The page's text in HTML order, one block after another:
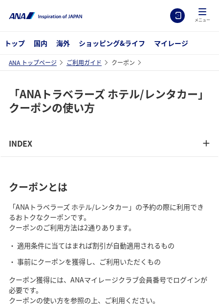
メニュー
トップ 国内 海外 ショッピング&ライフ マイレージ
ANA トップページ ご利用ガイド クーポン
「ANAトラベラーズ ホテル/レンタカー」
クーポンの使い方
INDEX
クーポンとは
「ANAトラベラーズ ホテル/レンタカー」の予約の際に利用でき
るおトクなクーポンです。
クーポンのご利用方法は2通りあります。
適用条件に当てはまれば割引が自動適用されるもの
事前にクーポンを獲得し、ご利用いただくもの
クーポン獲得には、ANAマイレージクラブ会員番号でログインが
必要です。
クーポンの使い方を参照の上、ご利用ください。